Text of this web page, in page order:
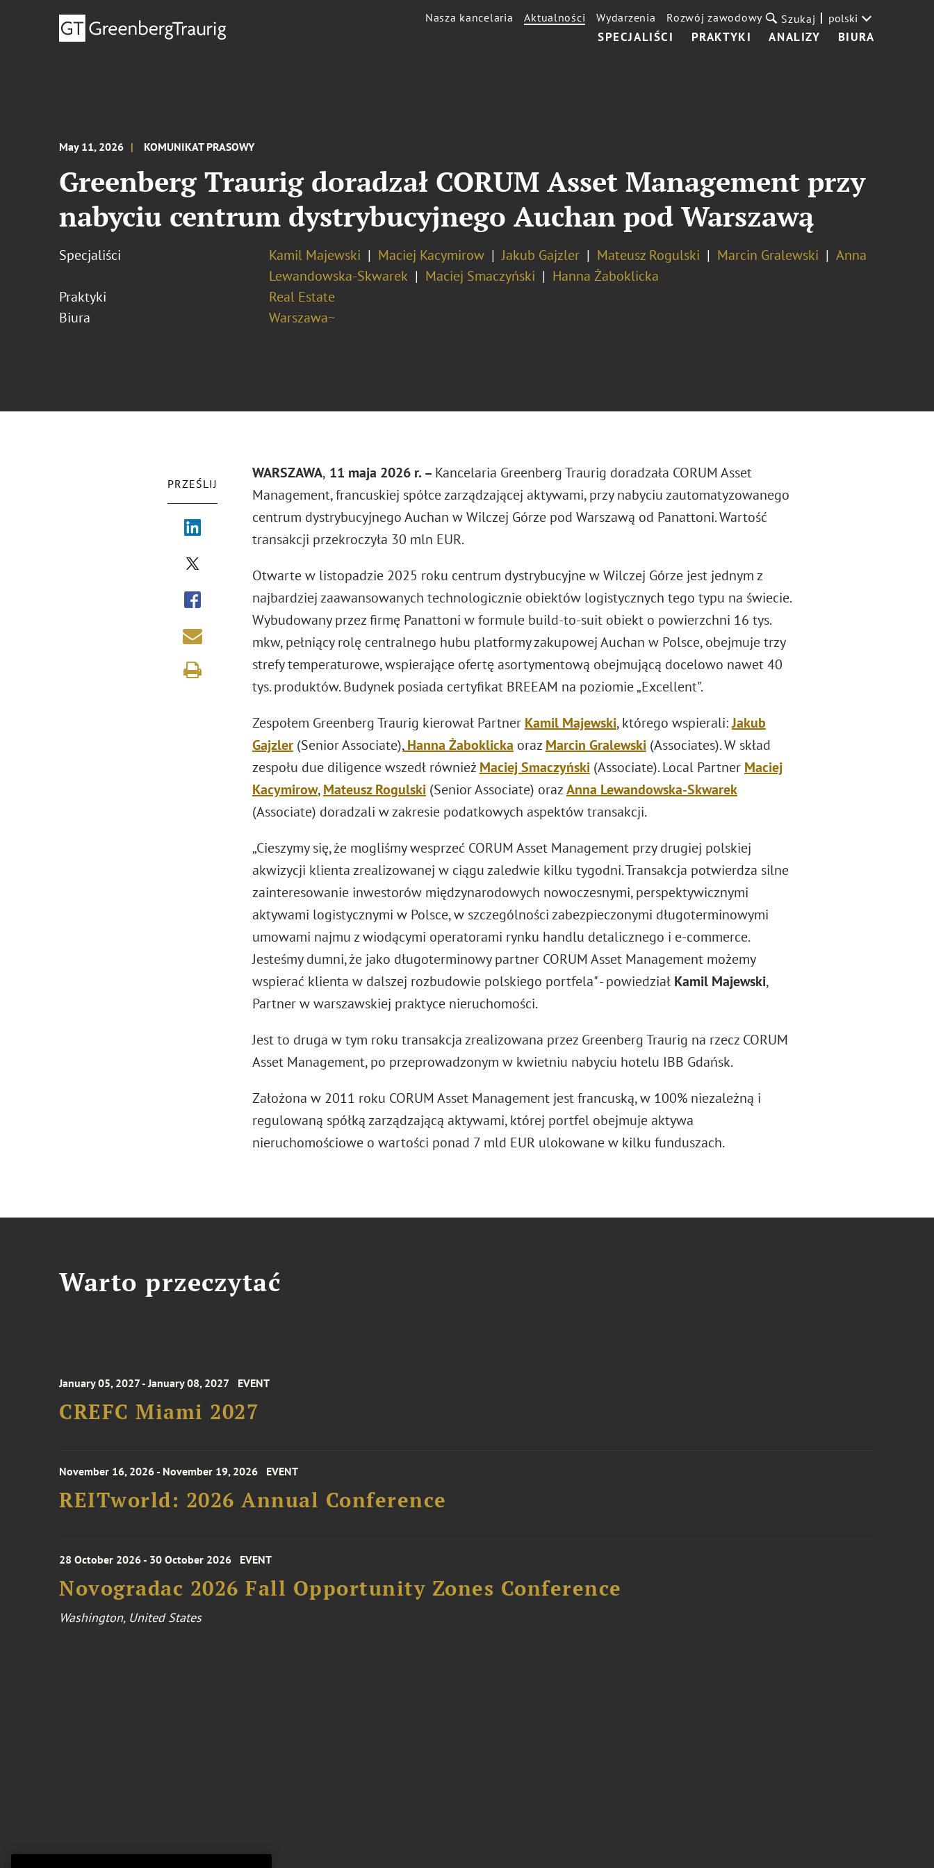
SPECJALIŚCI PRAKTYKI ANALIZY BIURA
Nasza kancelaria Aktualności Wydarzenia Rozwój zawodowy Szukaj polski
May 11, 2026 KOMUNIKAT PRASOWY
Greenberg Traurig doradzał CORUM Asset Management przy
nabyciu centrum dystrybucyjnego Auchan pod Warszawą
Specjaliści Kamil Majewski Maciej Kacymirow Jakub Gajzler Mateusz Rogulski Marcin Gralewski
Anna
Lewandowska-Skwarek
Maciej Smaczyński
Hanna Żaboklicka
Praktyki
Real Estate
Biura
Warszawa~
PRZEŚLIJ
WARSZAWA, 11 maja 2026 r. – Kancelaria Greenberg Traurig doradzała CORUM Asset
Management, francuskiej spółce zarządzającej aktywami, przy nabyciu zautomatyzowanego
centrum dystrybucyjnego Auchan w Wilczej Górze pod Warszawą od Panattoni. Wartość
transakcji przekroczyła 30 mln EUR.
Otwarte w listopadzie 2025 roku centrum dystrybucyjne w Wilczej Górze jest jednym z
najbardziej zaawansowanych technologicznie obiektów logistycznych tego typu na świecie.
Wybudowany przez firmę Panattoni w formule build-to-suit obiekt o powierzchni 16 tys.
mkw, pełniący rolę centralnego hubu platformy zakupowej Auchan w Polsce, obejmuje trzy
strefy temperaturowe, wspierające ofertę asortymentową obejmującą docelowo nawet 40
tys. produktów. Budynek posiada certyfikat BREEAM na poziomie „Excellent".
Zespołem Greenberg Traurig kierował Partner Kamil Majewski, którego wspierali:Jakub
Gajzler(Senior Associate), Hanna Żaboklicka oraz Marcin Gralewski(Associates). W skład
zespołu due diligence wszedł również Maciej Smaczyński(Associate). Local Partner Maciej
Kacymirow,Mateusz Rogulski(Senior Associate) orazAnna Lewandowska-Skwarek
(Associate) doradzali w zakresie podatkowych aspektów transakcji.
„Cieszymy się, że mogliśmy wesprzeć CORUM Asset Management przy drugiej polskiej
akwizycji klienta zrealizowanej w ciągu zaledwie kilku tygodni. Transakcja potwierdza silne
zainteresowanie inwestorów międzynarodowych nowoczesnymi, perspektywicznymi
aktywami logistycznymi w Polsce, w szczególności zabezpieczonymi długoterminowymi
umowami najmu z wiodącymi operatorami rynku handlu detalicznego i e-commerce.
Jesteśmy dumni, że jako długoterminowy partner CORUM Asset Management możemy
wspierać klienta w dalszej rozbudowie polskiego portfela" - powiedział Kamil Majewski,
Partner w warszawskiej praktyce nieruchomości.
Jest to druga w tym roku transakcja zrealizowana przez Greenberg Traurig na rzecz CORUM
Asset Management, po przeprowadzonym w kwietniu nabyciu hotelu IBB Gdańsk.
Założona w 2011 roku CORUM Asset Management jest francuską, w 100% niezależną i
regulowaną spółką zarządzającą aktywami, której portfel obejmuje aktywa
nieruchomościowe o wartości ponad 7 mld EUR ulokowane w kilku funduszach.
Warto przeczytać
January 05, 2027 - January 08, 2027 EVENT
CREFC Miami 2027
November 16, 2026 - November 19, 2026 EVENT
REITworld: 2026 Annual Conference
28 October 2026 - 30 October 2026 EVENT
Novogradac 2026 Fall Opportunity Zones Conference
Washington, United States